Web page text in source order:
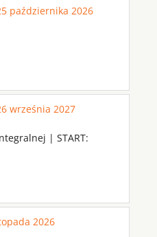
października 2026
września 2027
| START:
2026